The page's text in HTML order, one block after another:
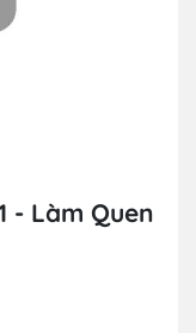
- Làm Quen